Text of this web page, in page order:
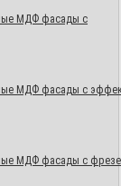
МДФ фасады с
МДФ фасады с
МДФ фасады с